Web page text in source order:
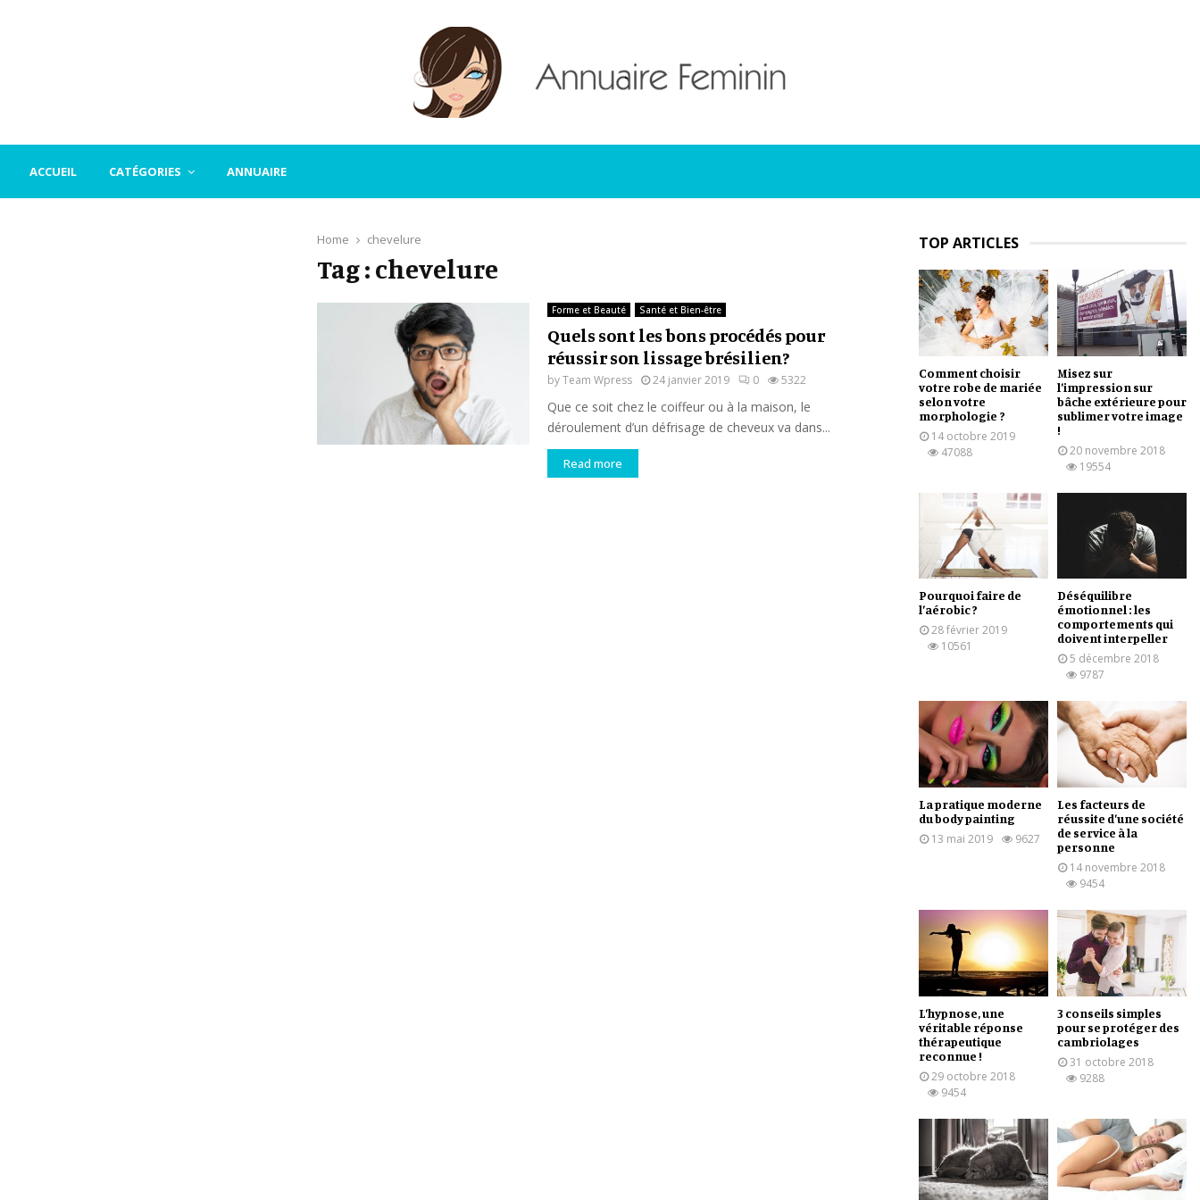
ACCUEIL CATÉGORIES ANNUAIRE
Home chevelure
Tag : chevelure
Forme et Beauté Santé et Bien-être
Quels sont les bons procédés pour
réussir son lissage brésilien?
byTeam Wpress 24 janvier 2019 0 5322
Que ce soit chez le coiffeur ou à la maison, le
déroulement d’un défrisage de cheveux va dans...
Read more
TOP ARTICLES
Comment choisir
votre robe de mariée
selon votre
morphologie ?
14 octobre 2019
47088
Misez sur
l’impression sur
bâche extérieure pour
sublimer votre image
!
20 novembre 2018
19554
Pourquoi faire de
l’aérobic ?
28 février 2019
10561
Déséquilibre
émotionnel : les
comportements qui
doivent interpeller
5 décembre 2018
9787
La pratique moderne
du body painting
13 mai 2019
9627
Les facteurs de
réussite d’une société
de service à la
personne
14 novembre 2018
9454
L’hypnose, une
véritable réponse
thérapeutique
reconnue !
29 octobre 2018
9454
3 conseils simples
pour se protéger des
cambriolages
31 octobre 2018
9288